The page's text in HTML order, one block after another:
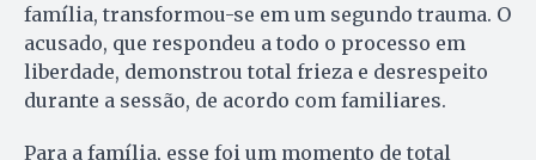
família, transformou-se em um segundo trauma. O
acusado, que respondeu a todo o processo em
liberdade, demonstrou total frieza e desrespeito
durante a sessão, de acordo com familiares.
Para a família, esse foi um momento de total